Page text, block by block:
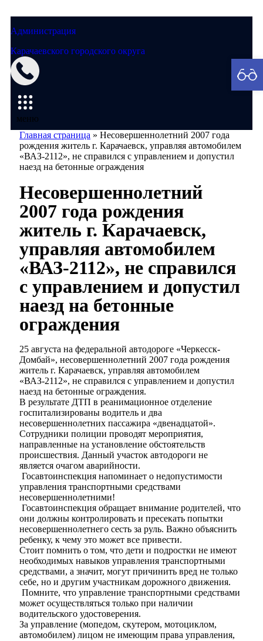
Администрация
Карачаевского городского округа
меню
Главная страница » Несовершеннолетний 2007 года
рождения житель г. Карачаевск, управляя автомобилем
«ВАЗ-2112», не справился с управлением и допустил
наезд на бетонные ограждения
Несовершеннолетний
2007 года рождения
житель г. Карачаевск,
управляя автомобилем
«ВАЗ-2112», не справился
с управлением и допустил
наезд на бетонные
ограждения
25 августа на федеральной автодороге «Черкесск-
Домбай», несовершеннолетний 2007 года рождения
житель г. Карачаевск, управляя автомобилем
«ВАЗ-2112», не справился с управлением и допустил
наезд на бетонные ограждения.
В результате ДТП в реанимационное отделение
госпитализированы водитель и два
несовершеннолетних пассажира «двенадцатой».
Сотрудники полиции проводят мероприятия,
направленные на установление обстоятельств
происшествия. Данный участок автодороги не
является очагом аварийности.
Госавтоинспекция напоминает о недопустимости
управления транспортными средствами
несовершеннолетними!
Госавтоинспекция обращает внимание родителей, что
они должны контролировать и пресекать попытки
несовершеннолетнего сесть за руль. Важно объяснить
ребенку, к чему это может все привести.
Стоит помнить о том, что дети и подростки не имеют
необходимых навыков управления транспортными
средствами, а значит, могут причинить вред не только
себе, но и другим участникам дорожного движения.
Помните, что управление транспортными средствами
может осуществляться только при наличии
водительского удостоверения.
За управление (мопедом, скутером, мотоциклом,
автомобилем) лицом не имеющим права управления,
Мэрия
Мэр